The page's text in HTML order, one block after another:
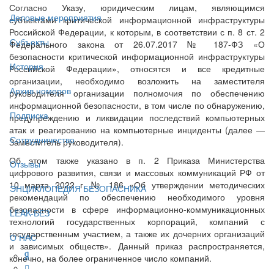
Деловые мероприятия
Субъекты
История
Архив номеров
Подписка
Сотрудничество
Отзывы
ЭНЦИКЛОПЕДИЯ БЕЗОПАСНИКА
LEAK-БЕЗ
О НАС
Согласно Указу, юридическим лицам, являющимся
субъектами критической информационной инфраструктуры
Российской Федерации, к которым, в соответствии с п. 8 ст. 2
Федерального закона от 26.07.2017 № 187-ФЗ «О
безопасности критической информационной инфраструктуры
Российской Федерации», относятся и все кредитные
организации, необходимо возложить на заместителя
руководителя организации полномочия по обеспечению
информационной безопасности, в том числе по обнаружению,
предупреждению и ликвидации последствий компьютерных
атак и реагированию на компьютерные инциденты (далее —
Заместитель руководителя).
Об этом также указано в п. 2 Приказа Министерства
цифрового развития, связи и массовых коммуникаций РФ от
10 марта 2022 г. № 186 «Об утверждении методических
рекомендаций по обеспечению необходимого уровня
безопасности в сфере информационно-коммуникационных
технологий государственных корпораций, компаний с
государственным участием, а также их дочерних организаций
и зависимых обществ». Данный приказ распространяется,
конечно, на более ограниченное число компаний.